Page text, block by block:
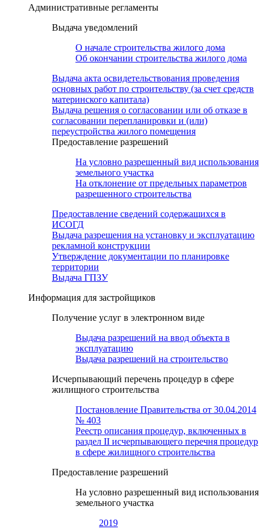
Административные регламенты
Выдача уведомлений
О начале строительства жилого дома
Об окончании строительства жилого дома
Выдача акта освидетельствования проведения
основных работ по строительству (за счет средств
материнского капитала)
Выдача решения о согласовании или об отказе в
согласовании перепланировки и (или)
переустройства жилого помещения
Предоставление разрешений
На условно разрешенный вид использования
земельного участка
На отклонение от предельных параметров
разрешенного строительства
Предоставление сведений содержащихся в
ИСОГД
Выдача разрешения на установку и эксплуатацию
рекламной конструкции
Утверждение документации по планировке
территории
Выдача ГПЗУ
Информация для застройщиков
Получение услуг в электронном виде
Выдача разрешений на ввод объекта в
эксплуатацию
Выдача разрешений на строительство
Исчерпывающий перечень процедур в сфере
жилищного строительства
Постановление Правительства от 30.04.2014
№ 403
Реестр описания процедур, включенных в
раздел II исчерпывающего перечня процедур
в сфере жилищного строительства
Предоставление разрешений
На условно разрешенный вид использования
земельного участка
2019